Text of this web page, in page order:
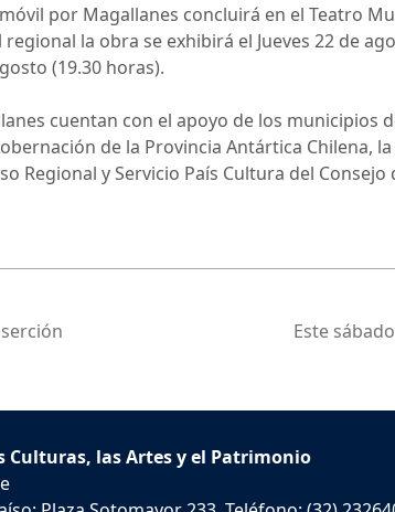
por Magallanes concluirá en el Teatro
regional la obra se exhibirá el Jueves 22 de
(19.30 horas).
cuentan con el apoyo de los municipios
de la Provincia Antártica Chilena,
Regional y Servicio País Cultura del Consejo
Este
Culturas, las Artes y el Patrimonio